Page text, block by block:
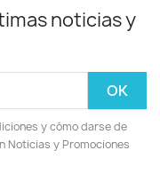
noticias y
y cómo darse de
Noticias y Promociones